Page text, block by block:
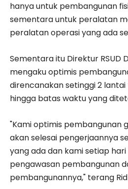
hanya untuk pembangunan
sementara untuk peralatan
peralatan operasi yang ada
Sementara itu Direktur RSUD
mengaku optimis
direncanakan setinggi 2
hingga batas waktu yang
"Kami optimis pembangunan
akan selesai pengerjaannya
yang ada dan kami setiap
pengawasan pembangunan
pembangunannya," terang